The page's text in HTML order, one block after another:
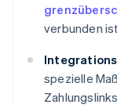
verbunden
spezielle